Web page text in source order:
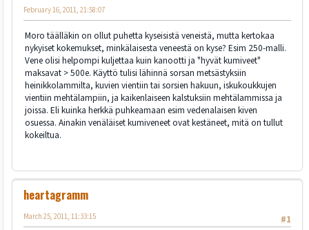
February 16, 2011, 21:58:07
Moro täälläkin on ollut puhetta kyseisistä veneistä, mutta kertokaa
nykyiset kokemukset, minkälaisesta veneestä on kyse? Esim 250-malli.
Vene olisi helpompi kuljettaa kuin kanootti ja "hyvät kumiveet"
maksavat > 500e. Käyttö tulisi lähinnä sorsan metsästyksiin
heinikkolammilta, kuvien vientiin tai sorsien hakuun, iskukoukkujen
vientiin mehtälampiin, ja kaikenlaiseen kalstuksiin mehtälammissa ja
joissa. Eli kuinka herkkä puhkeamaan esim vedenalaisen kiven
osuessa. Ainakin venäläiset kumiveneet ovat kestäneet, mitä on tullut
kokeiltua.
heartagramm
#1
March 25, 2011, 11:33:15